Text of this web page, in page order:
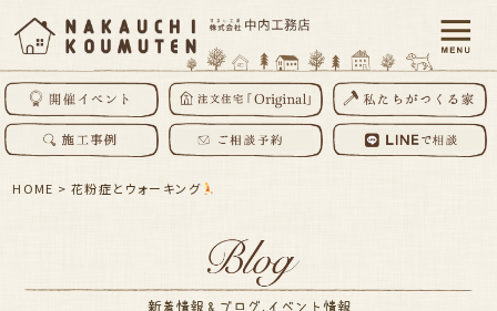
HOME >花粉症とウォーキング